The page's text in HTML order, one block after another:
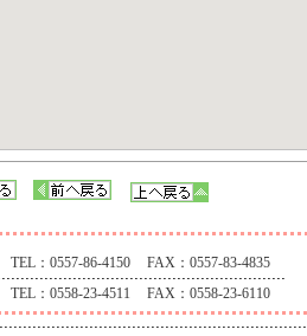
TEL：0557-86-4150
FAX：0557-83-4835
TEL：0558-23-4511 FAX：0558-23-6110